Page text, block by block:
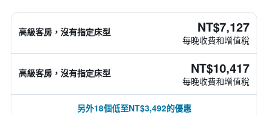
高級客房，沒有指定床型 NT$7,127
每晚收費和增值稅
高級客房，沒有指定床型 NT$10,417
每晚收費和增值稅
另外18個低至NT$3,492的優惠